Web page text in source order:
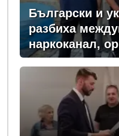
Български и
разбиха
наркоканал,
задържан у